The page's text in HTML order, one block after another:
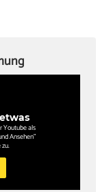
Youtube als
Ansehen"